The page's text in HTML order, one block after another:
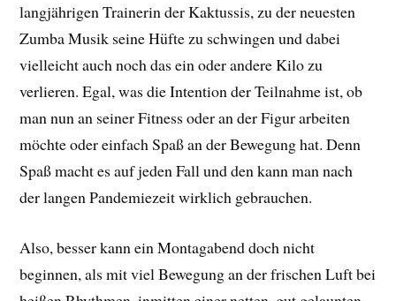
langjährigen Trainerin der Kaktussis, zu der neuesten
Zumba Musik seine Hüfte zu schwingen und dabei
vielleicht auch noch das ein oder andere Kilo zu
verlieren. Egal, was die Intention der Teilnahme ist, ob
man nun an seiner Fitness oder an der Figur arbeiten
möchte oder einfach Spaß an der Bewegung hat. Denn
Spaß macht es auf jeden Fall und den kann man nach
der langen Pandemiezeit wirklich gebrauchen.
Also, besser kann ein Montagabend doch nicht
beginnen, als mit viel Bewegung an der frischen Luft bei